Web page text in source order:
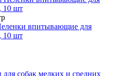
впитывающие для
10 шт